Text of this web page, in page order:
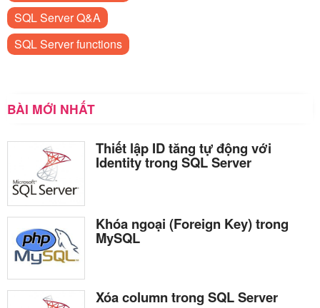
SQL Server Q&A
SQL Server functions
BÀI MỚI NHẤT
Thiết lập ID tăng tự động với
Identity trong SQL Server
Khóa ngoại (Foreign Key) trong
MySQL
Xóa column trong SQL Server